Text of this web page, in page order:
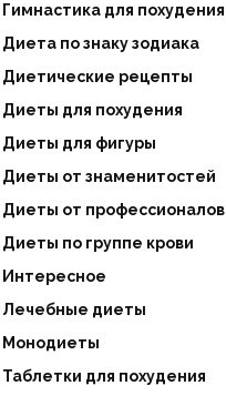
Гимнастика для похудения
Диета по знаку зодиака
Диетические рецепты
Диеты для похудения
Диеты для фигуры
Диеты от знаменитостей
Диеты от профессионалов
Диеты по группе крови
Интересное
Лечебные диеты
Монодиеты
Таблетки для похудения